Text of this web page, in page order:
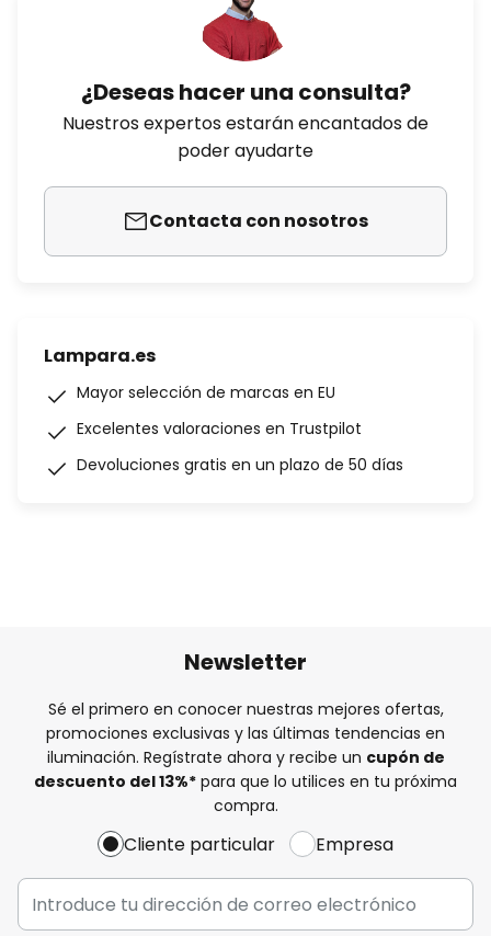
¿Deseas hacer una consulta?
Nuestros expertos estarán encantados de
poder ayudarte
Contacta con nosotros
Lampara.es
Mayor selección de marcas en EU
Excelentes valoraciones en Trustpilot
Devoluciones gratis en un plazo de 50 días
Newsletter
Sé el primero en conocer nuestras mejores ofertas,
promociones exclusivas y las últimas tendencias en
iluminación. Regístrate ahora y recibe un cupón de
descuento del13%* para que lo utilices en tu próxima
compra.
Cliente particular Empresa